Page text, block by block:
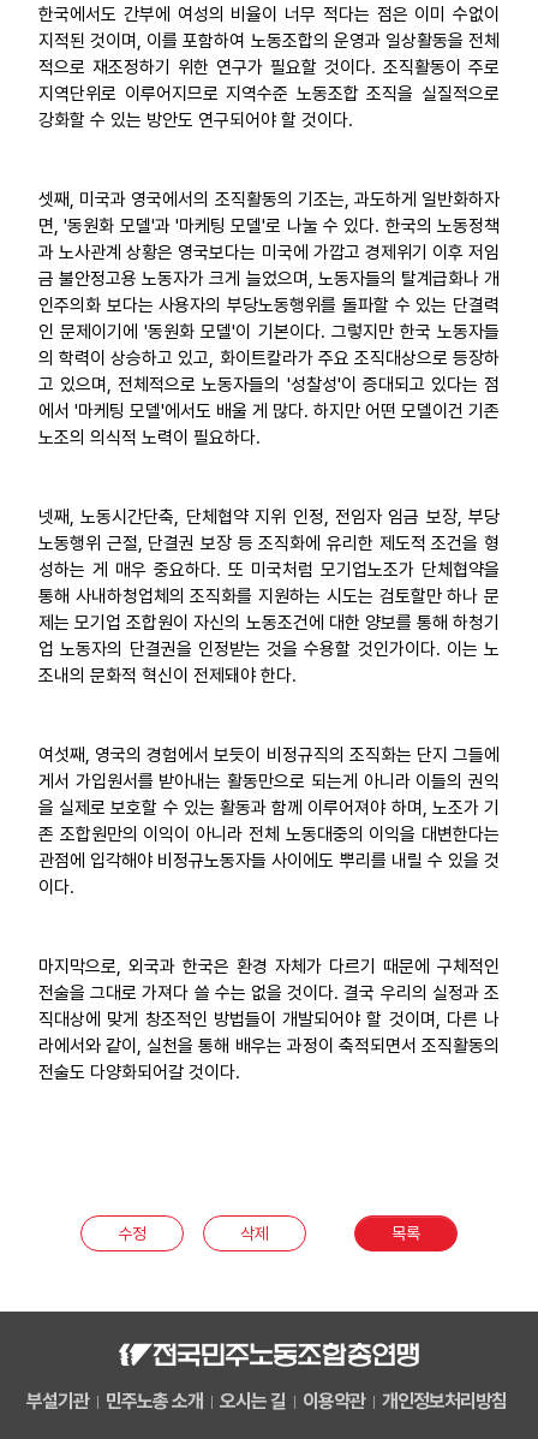
한국에서도 간부에 여성의 비율이 너무 적다는 점은 이미 수없이
지적된 것이며, 이를 포함하여 노동조합의 운영과 일상활동을 전체
적으로 재조정하기 위한 연구가 필요할 것이다. 조직활동이 주로
지역단위로 이루어지므로 지역수준 노동조합 조직을 실질적으로
강화할 수 있는 방안도 연구되어야 할 것이다.
셋째, 미국과 영국에서의 조직활동의 기조는, 과도하게 일반화하자
면, '동원화 모델'과 '마케팅 모델'로 나눌 수 있다. 한국의 노동정책
과 노사관계 상황은 영국보다는 미국에 가깝고 경제위기 이후 저임
금 불안정고용 노동자가 크게 늘었으며, 노동자들의 탈계급화나 개
인주의화 보다는 사용자의 부당노동행위를 돌파할 수 있는 단결력
인 문제이기에 '동원화 모델'이 기본이다. 그렇지만 한국 노동자들
의 학력이 상승하고 있고, 화이트칼라가 주요 조직대상으로 등장하
고 있으며, 전체적으로 노동자들의 '성찰성'이 증대되고 있다는 점
에서 '마케팅 모델'에서도 배울 게 많다. 하지만 어떤 모델이건 기존
노조의 의식적 노력이 필요하다.
넷째, 노동시간단축, 단체협약 지위 인정, 전임자 임금 보장, 부당
노동행위 근절, 단결권 보장 등 조직화에 유리한 제도적 조건을 형
성하는 게 매우 중요하다. 또 미국처럼 모기업노조가 단체협약을
통해 사내하청업체의 조직화를 지원하는 시도는 검토할만 하나 문
제는 모기업 조합원이 자신의 노동조건에 대한 양보를 통해 하청기
업 노동자의 단결권을 인정받는 것을 수용할 것인가이다. 이는 노
조내의 문화적 혁신이 전제돼야 한다.
여섯째, 영국의 경험에서 보듯이 비정규직의 조직화는 단지 그들에
게서 가입원서를 받아내는 활동만으로 되는게 아니라 이들의 권익
을 실제로 보호할 수 있는 활동과 함께 이루어져야 하며, 노조가 기
존 조합원만의 이익이 아니라 전체 노동대중의 이익을 대변한다는
관점에 입각해야 비정규노동자들 사이에도 뿌리를 내릴 수 있을 것
이다.
마지막으로, 외국과 한국은 환경 자체가 다르기 때문에 구체적인
전술을 그대로 가져다 쓸 수는 없을 것이다. 결국 우리의 실정과 조
직대상에 맞게 창조적인 방법들이 개발되어야 할 것이며, 다른 나
라에서와 같이, 실천을 통해 배우는 과정이 축적되면서 조직활동의
전술도 다양화되어갈 것이다.
수정 삭제 목록
부설기관 민주노총 소개 오시는 길 이용약관 개인정보처리방침